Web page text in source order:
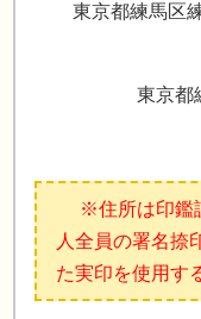
東京都練馬区
東京都
※住所は印鑑
人全員の署名捺
た実印を使用す